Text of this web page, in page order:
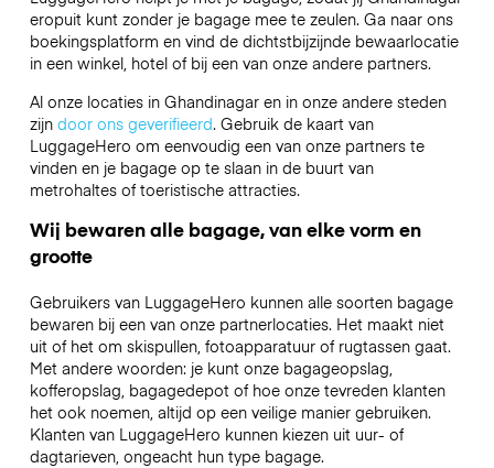
eropuit kunt zonder je bagage mee te zeulen. Ga naar ons
boekingsplatform en vind de dichtstbijzijnde bewaarlocatie
in een winkel, hotel of bij een van onze andere partners.
Al onze locaties in Ghandinagar en in onze andere steden
zijn door ons geverifieerd. Gebruik de kaart van
LuggageHero om eenvoudig een van onze partners te
vinden en je bagage op te slaan in de buurt van
metrohaltes of toeristische attracties.
Wij bewaren alle bagage, van elke vorm en
grootte
Gebruikers van LuggageHero kunnen alle soorten bagage
bewaren bij een van onze partnerlocaties. Het maakt niet
uit of het om skispullen, fotoapparatuur of rugtassen gaat.
Met andere woorden: je kunt onze bagageopslag,
kofferopslag, bagagedepot of hoe onze tevreden klanten
het ook noemen, altijd op een veilige manier gebruiken.
Klanten van LuggageHero kunnen kiezen uit uur- of
dagtarieven, ongeacht hun type bagage.